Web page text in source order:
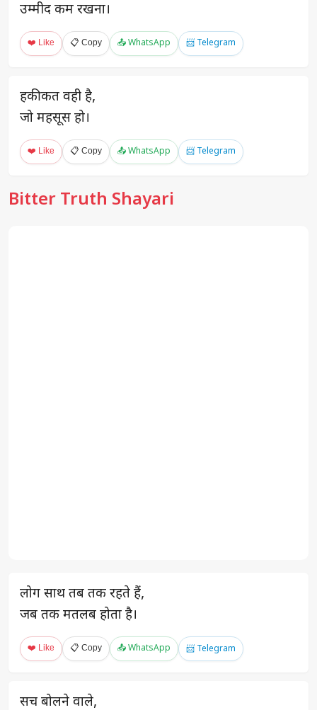
उम्मीद कम रखना।
❤️ Like 📋 Copy 📤 WhatsApp 📨 Telegram
हकीकत वही है,
जो महसूस हो।
❤️ Like 📋 Copy 📤 WhatsApp 📨 Telegram
Bitter Truth Shayari
लोग साथ तब तक रहते हैं,
जब तक मतलब होता है।
❤️ Like 📋 Copy 📤 WhatsApp 📨 Telegram
सच बोलने वाले,